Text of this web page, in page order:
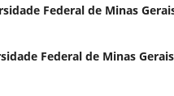
Federal de Minas
Federal de Minas